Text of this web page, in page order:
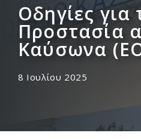
Οδηγίες για
Προστασία
Καύσωνα
8 Ιουλίου 2025